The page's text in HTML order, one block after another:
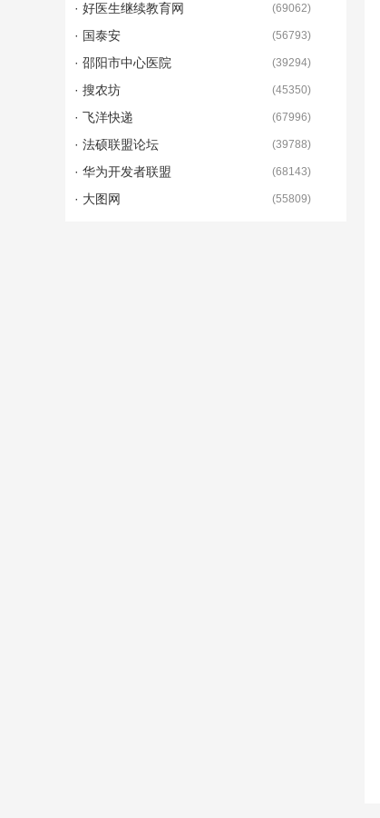
· 好医生继续教育网 (69062)
· 国泰安 (56793)
· 邵阳市中心医院 (39294)
· 搜农坊 (45350)
· 飞洋快递 (67996)
· 法硕联盟论坛 (39788)
· 华为开发者联盟 (68143)
· 大图网 (55809)